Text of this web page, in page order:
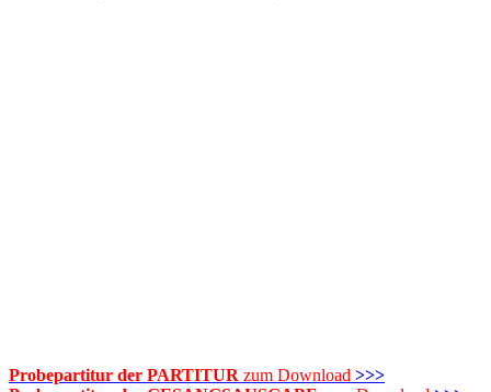
Probepartitur der PARTITUR zum Download >>>